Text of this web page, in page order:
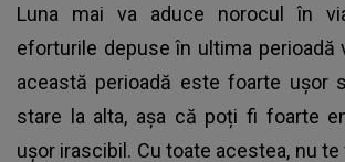
Luna mai va aduce norocul în
eforturile depuse în ultima perioadă
această perioadă este foarte ușor
stare la alta, așa că poți fi foarte
ușor irascibil. Cu toate acestea, nu te